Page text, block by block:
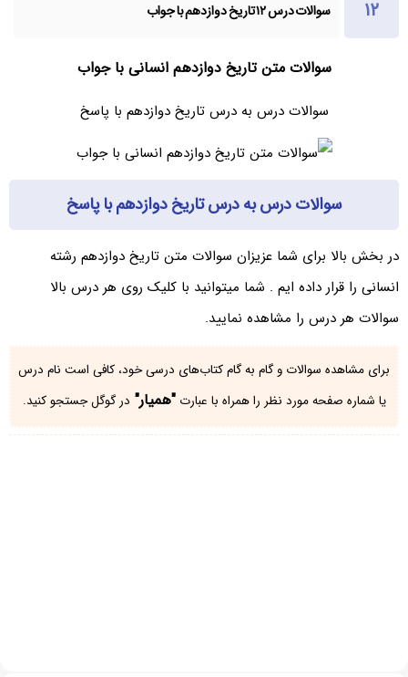
سوالات درس ۱۲ تاریخ دوازدهم با جواب
سوالات متن تاریخ دوازدهم انسانی با جواب
سوالات درس به درس تاریخ دوازدهم با پاسخ
سوالات درس به درس تاریخ دوازدهم با پاسخ
در بخش بالا برای شما عزیزان سوالات متن تاریخ دوازدهم رشته
انسانی را قرار داده ایم . شما میتوانید با کلیک روی هر درس بالا
سوالات هر درس را مشاهده نمایید.
برای مشاهده سوالات و گام به گام کتاب‌های درسی خود، کافی است نام درس
یا شماره صفحه مورد نظر را همراه با عبارت"همیار" در گوگل جستجو کنید.